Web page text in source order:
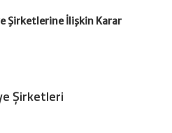
Şirketlerine İlişkin Karar
Şirketleri